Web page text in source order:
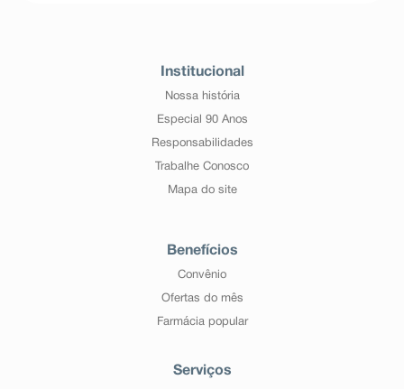
Institucional
Nossa história
Especial 90 Anos
Responsabilidades
Trabalhe Conosco
Mapa do site
Benefícios
Convênio
Ofertas do mês
Farmácia popular
Serviços